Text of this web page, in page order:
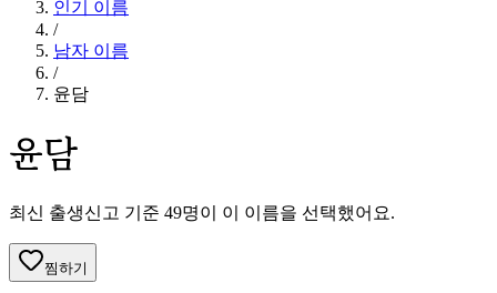
인기 이름
/
남자 이름
/
윤담
윤담
최신 출생신고 기준 49명이 이 이름을 선택했어요.
찜하기